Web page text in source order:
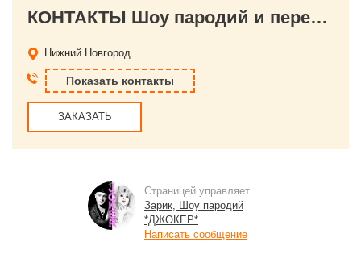
КОНТАКТЫ Шоу пародий и перевоплощений *ДЖОКЕР*
Нижний Новгород
Показать контакты
ЗАКАЗАТЬ
Страницей управляет
Зарик, Шоу пародий
*ДЖОКЕР*
Написать сообщение